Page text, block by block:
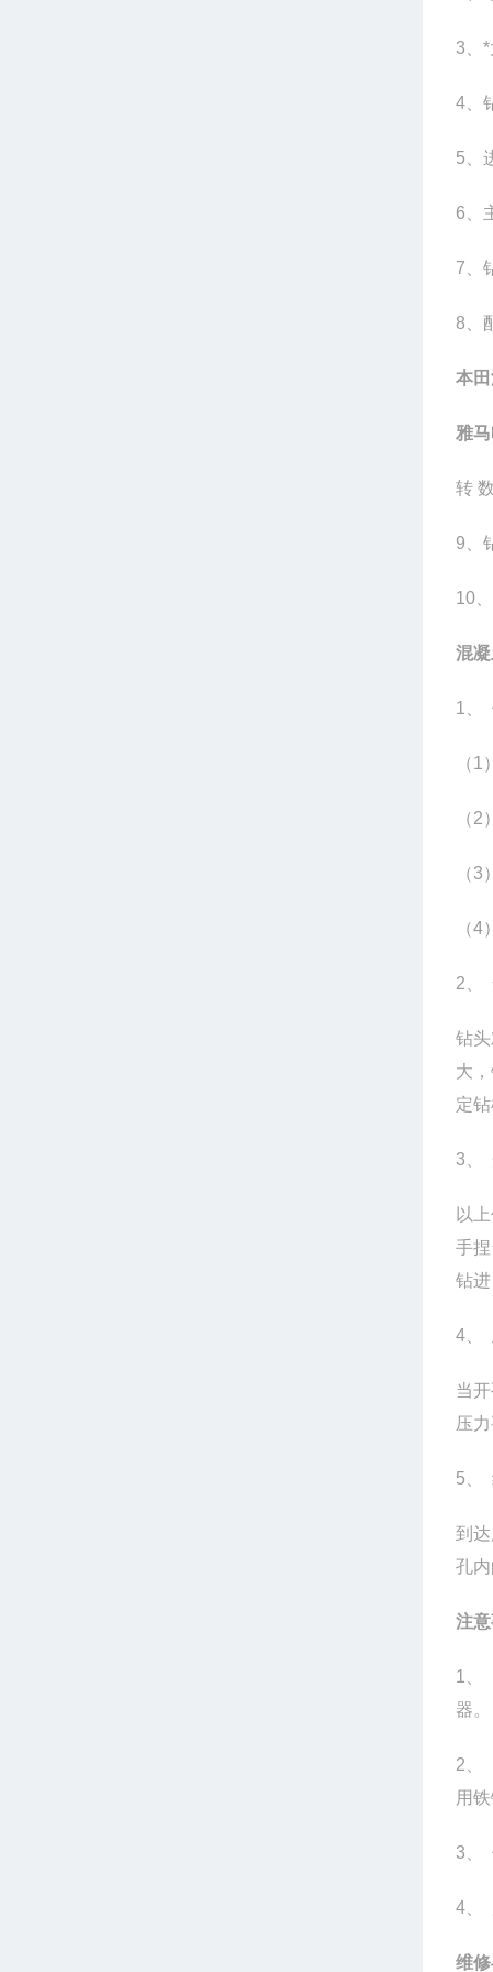
3
4
5
6
7
8
本
雅
转
9
10
混
1
（1
（2
（3
（4
2
钻
大
定
3
以
手
钻
4
当
压
5
到
孔
注
1
器。
2
用
3
4
维